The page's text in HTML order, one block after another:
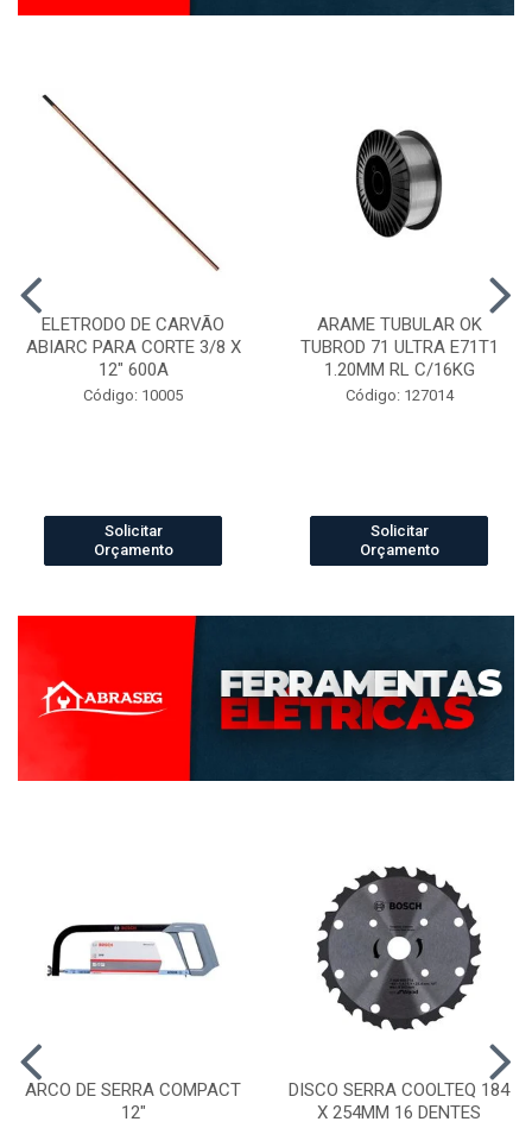
ELETRODO DE CARVÃO
ABIARC PARA CORTE 3/8 X
12" 600A
Código: 10005
Solicitar
Orçamento
ARAME TUBULAR OK
TUBROD 71 ULTRA E71T1
1.20MM RL C/16KG
Código: 127014
Solicitar
Orçamento
ARCO DE SERRA COMPACT
12"
DISCO SERRA COOLTEQ 184
X 254MM 16 DENTES